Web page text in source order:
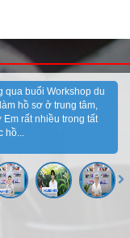
qua buổi Workshop du
hồ sơ ở trung tâm,
Em rất nhiều trong tất
hồ...